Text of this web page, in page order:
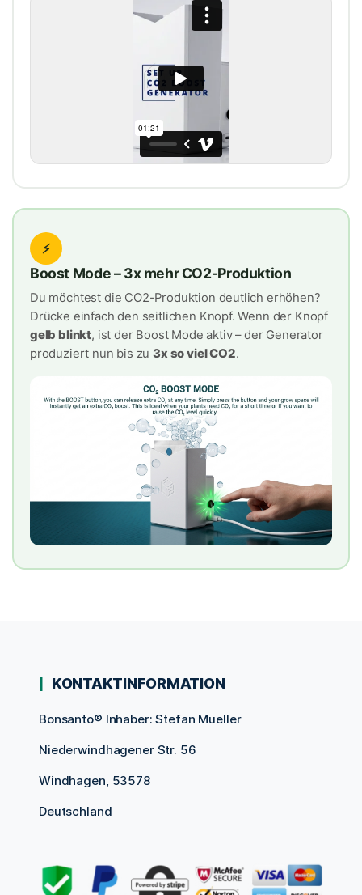
⚡
Boost Mode – 3x mehr CO2-Produktion
Du möchtest die CO2-Produktion deutlich erhöhen?
Drücke einfach den seitlichen Knopf. Wenn der Knopf
gelb blinkt, ist der Boost Mode aktiv – der Generator
produziert nun bis zu3x so viel CO2.
KONTAKTINFORMATION
Bonsanto® Inhaber: Stefan Mueller
Niederwindhagener Str. 56
Windhagen, 53578
Deutschland